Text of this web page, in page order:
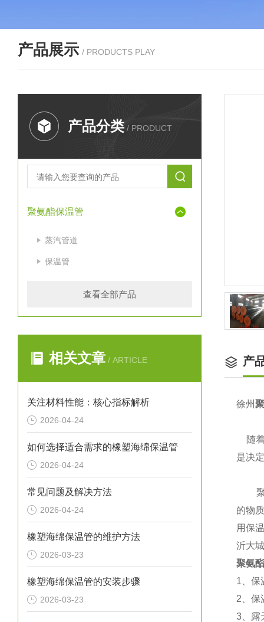
产品展示 / PRODUCTS PLAY
产品分类 / PRODUCT
聚氨酯保温管
蒸汽管道
保温管
查看全部产品
相关文章 / ARTICLE
关注材料性能：核心指标解析
2026-04-24
如何选择适合需求的橡塑海绵保温管
2026-04-24
常见问题及解决方法
2026-04-24
橡塑海绵保温管的维护方法
2026-03-23
橡塑海绵保温管的安装步骤
2026-03-23
产
徐州
随
是决
聚氨
的物
用保
沂大
聚氨
1、保
2、保
3、露